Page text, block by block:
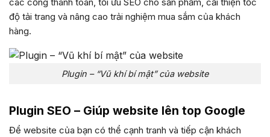
độ tải trang và nâng cao trải nghiệm mua sắm của khách
hàng.
Plugin – “Vũ khí bí mật” của website
Plugin SEO – Giúp website lên top Google
Để website của bạn có thể cạnh tranh và tiếp cận khách